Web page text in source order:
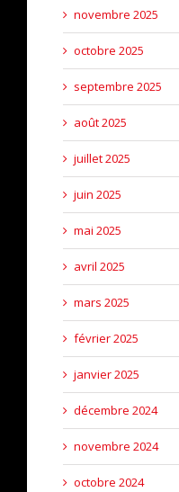
novembre 2025
octobre 2025
septembre 2025
août 2025
juillet 2025
juin 2025
mai 2025
avril 2025
mars 2025
février 2025
janvier 2025
décembre 2024
novembre 2024
octobre 2024